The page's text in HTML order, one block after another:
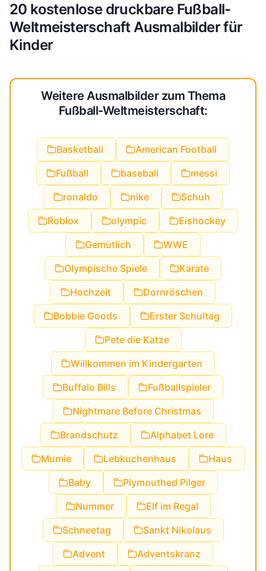
20 kostenlose druckbare Fußball-
Weltmeisterschaft Ausmalbilder für
Kinder
Weitere Ausmalbilder zum Thema
Fußball-Weltmeisterschaft:
Basketball
American Football
Fußball
baseball
messi
ronaldo
nike
Schuh
Roblox
olympic
Eishockey
Gemütlich
WWE
Olympische Spiele
Karate
Hochzeit
Dornröschen
Bobbie Goods
Erster Schultag
Pete die Katze
Willkommen im Kindergarten
Buffalo Bills
Fußballspieler
Nightmare Before Christmas
Brandschutz
Alphabet Lore
Mumie
Lebkuchenhaus
Haus
Baby
Plymouthed Pilger
Nummer
Elf im Regal
Schneetag
Sankt Nikolaus
Advent
Adventskranz